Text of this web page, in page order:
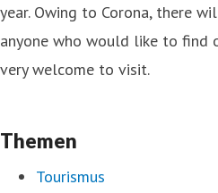
year. Owing to Corona, there
anyone who would like to find
very welcome to visit.
Themen
Tourismus